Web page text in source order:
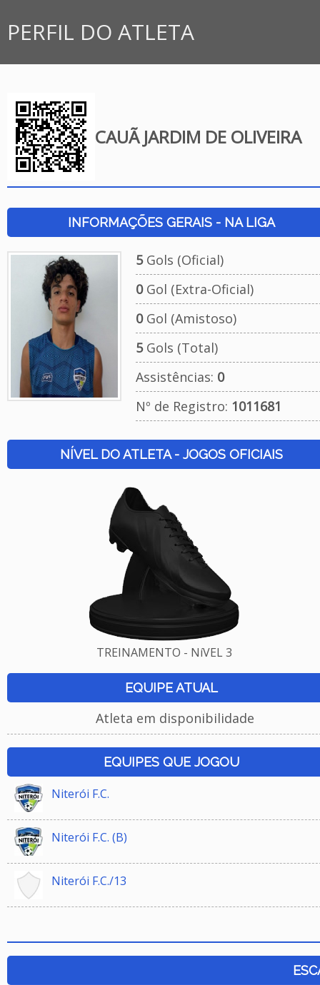
PERFIL DO ATLETA
CAUÃ JARDIM DE OLIVEIRA
INFORMAÇÕES GERAIS - NA LIGA
5Gols (Oficial)
0Gol (Extra-Oficial)
0Gol (Amistoso)
5Gols (Total)
Assistências: 0
Nº de Registro: 1011681
NÍVEL DO ATLETA - JOGOS OFICIAIS
TREINAMENTO - NíVEL 3
EQUIPE ATUAL
Atleta em disponibilidade
EQUIPES QUE JOGOU
Niterói F.C.
Niterói F.C. (B)
Niterói F.C./13